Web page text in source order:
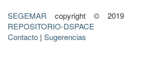
SEGEMAR copyright © 2019
REPOSITORIO-DSPACE
Contacto | Sugerencias